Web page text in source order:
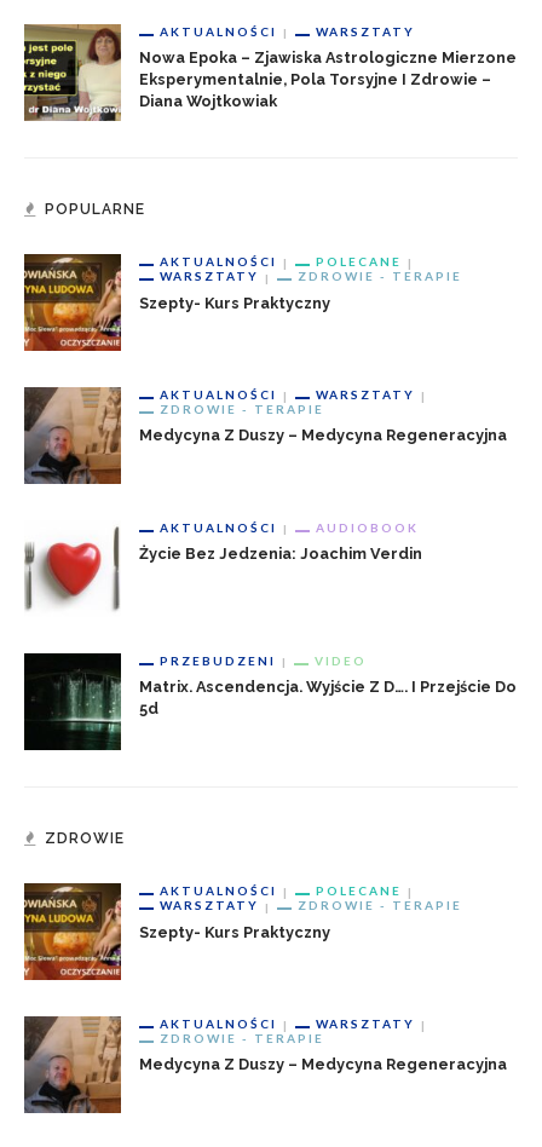
AKTUALNOŚCI WARSZTATY
Nowa Epoka – Zjawiska Astrologiczne Mierzone
Eksperymentalnie, Pola Torsyjne I Zdrowie –
Diana Wojtkowiak
POPULARNE
AKTUALNOŚCI
POLECANE
WARSZTATY
ZDROWIE - TERAPIE
Szepty- Kurs Praktyczny
AKTUALNOŚCI
WARSZTATY
ZDROWIE - TERAPIE
Medycyna Z Duszy – Medycyna Regeneracyjna
AKTUALNOŚCI AUDIOBOOK
Życie Bez Jedzenia: Joachim Verdin
PRZEBUDZENI VIDEO
Matrix. Ascendencja. Wyjście Z D…. I Przejście Do
5d
ZDROWIE
AKTUALNOŚCI
POLECANE
WARSZTATY
ZDROWIE - TERAPIE
Szepty- Kurs Praktyczny
AKTUALNOŚCI
WARSZTATY
ZDROWIE - TERAPIE
Medycyna Z Duszy – Medycyna Regeneracyjna